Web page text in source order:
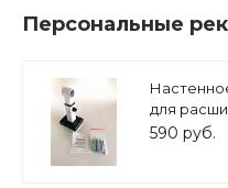
Персональные
для
белое,
590 руб.